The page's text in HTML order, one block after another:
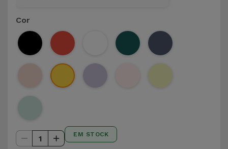
Cor
1 EM STOCK